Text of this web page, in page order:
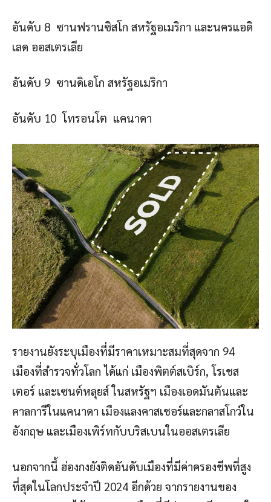
อันดับ 8 ซานฟรานซิสโก สหรัฐอเมริกา และนครแอดิ
เลด ออสเตรเลีย
อันดับ 9 ซานดิเอโก สหรัฐอเมริกา
อันดับ 10 โทรอนโต แคนาดา
รายงานยังระบุเมืองที่มีราคาเหมาะสมที่สุดจาก 94
เมืองที่สำรวจทั่วโลก ได้แก่ เมืองพิตต์สเบิร์ก, โรเชส
เตอร์ และเซนต์หลุยส์ ในสหรัฐฯ เมืองเอดมันตันและ
คาลการีในแคนาดา เมืองแลงคาสเชอร์และกลาสโกว์ใน
อังกฤษ และเมืองเพิร์ทกับบริสเบนในออสเตรเลีย
นอกจากนี้ ฮ่องกงยังติดอันดับเมืองที่มีค่าครองชีพที่สูง
ที่สุดในโลกประจำปี 2024 อีกด้วย จากรายงานของ